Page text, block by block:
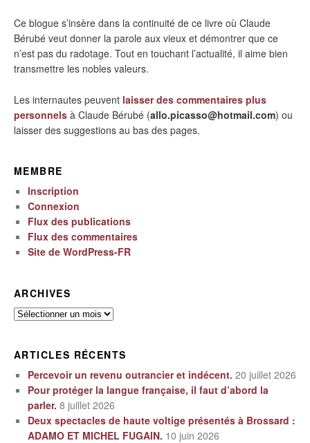
Ce blogue s’insère dans la continuité de ce livre où Claude
Bérubé veut donner la parole aux vieux et démontrer que ce
n’est pas du radotage. Tout en touchant l’actualité, il aime bien
transmettre les nobles valeurs.
Les internautes peuvent laisser des commentaires plus
personnels à Claude Bérubé (allo.picasso@hotmail.com) ou
laisser des suggestions au bas des pages.
MEMBRE
Inscription
Connexion
Flux des publications
Flux des commentaires
Site de WordPress-FR
ARCHIVES
Archives
ARTICLES RÉCENTS
Percevoir un revenu outrancier et indécent. 20 juillet 2026
Pour protéger la langue française, il faut d’abord la
parler. 8 juillet 2026
Deux spectacles de haute voltige présentés à Brossard :
ADAMO ET MICHEL FUGAIN. 10 juin 2026